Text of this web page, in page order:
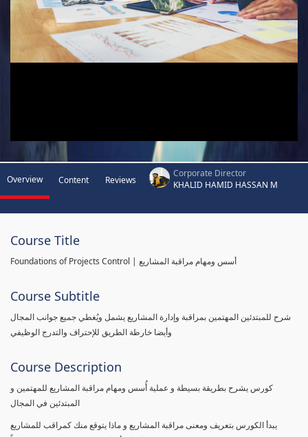
Overview Content Reviews
Corporate Director
KHALID HAMID HASSAN M
Course Title
Foundations of Projects Control | أسس ومهام مراقبة المشاريع
Course Subtitle
شرح للمبتدئين المهتمين بمراقبة وإدارة المشاريع يشمل ويُغطي جميع جوانب المجال
وأيضا خارطة الطريق للإحتراف والتدرج الوظيفي
Course Description
كورس يشرح بطريقة بسيطة و عملية أُسس ومهام مراقبة المشاريع للمهتمين و
المبتدئين في المجال
يبدأ الكورس بتعريف ومعنى مراقبة المشاريع و ماذا يتوقع منك كمراقب للمشاريع